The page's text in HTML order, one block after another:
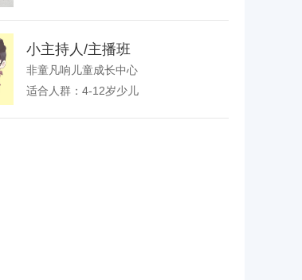
小主持人/主播班
非童凡响儿童成长中心
适合人群：4-12岁少儿